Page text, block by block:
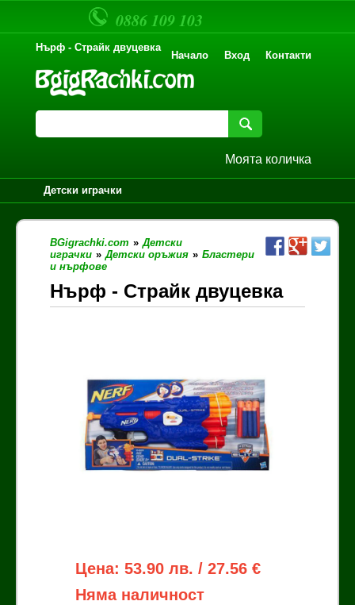
Нърф - Страйк двуцевка
Начало Вход Контакти
Моята количка
Детски играчки
BGigrachki.com » Детски
играчки » Детски оръжия » Бластери
и нърфове
Нърф - Страйк двуцевка
Цена: 53.90 лв. / 27.56 €
Няма наличност
0886 109 103